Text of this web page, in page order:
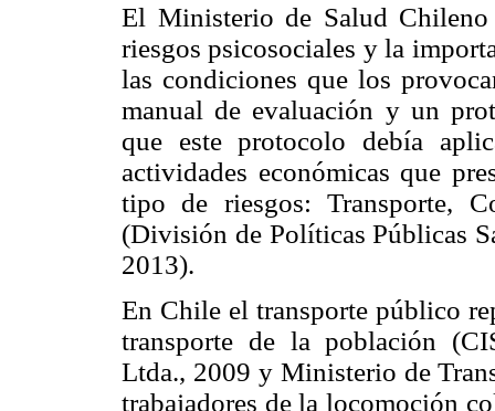
El Ministerio de Salud Chileno
riesgos psicosociales y la
las condiciones que los
manual de evaluación y un
que este protocolo debía
actividades económicas que
tipo de riesgos: Transporte,
(División de Políticas Públicas
2013).
En Chile el transporte público
transporte de la población
Ltda., 2009 y Ministerio de
trabajadores de la locomoción